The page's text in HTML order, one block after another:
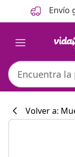
Anterior
Siguiente Envío
Volver a: